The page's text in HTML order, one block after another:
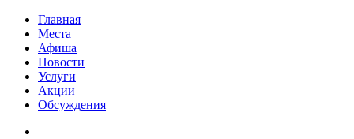
Главная
Места
Афиша
Новости
Услуги
Акции
Обсуждения